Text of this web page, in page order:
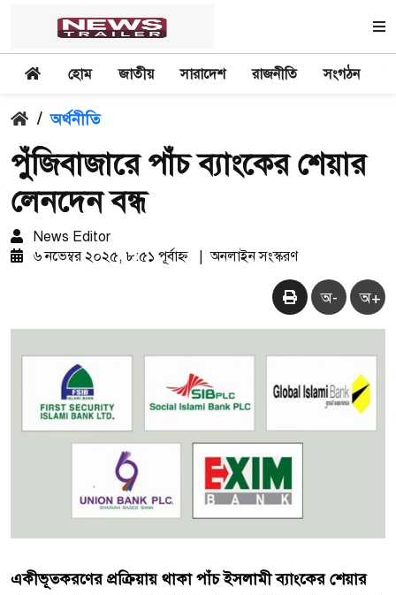
হোম জাতীয় সারাদেশ রাজনীতি সংগঠন
/ অর্থনীতি
পুঁজিবাজারে পাঁচ ব্যাংকের শেয়ার
লেনদেন বন্ধ
News Editor
৬ নভেম্বর ২০২৫, ৮:৫১ পূর্বাহ্ন
অনলাইন সংস্করণ
অ- অ+
একীভূতকরণের প্রক্রিয়ায় থাকা পাঁচ ইসলামী ব্যাংকের শেয়ার